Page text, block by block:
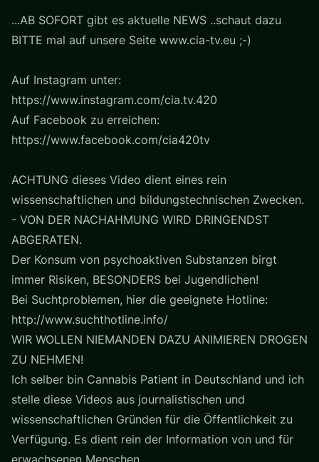
...AB SOFORT gibt es aktuelle NEWS ..schaut dazu
BITTE mal auf unsere Seite www.cia-tv.eu ;-)
Auf Instagram unter:
https://www.instagram.com/cia.tv.420
Auf Facebook zu erreichen:
https://www.facebook.com/cia420tv
ACHTUNG dieses Video dient eines rein
wissenschaftlichen und bildungstechnischen Zwecken.
- VON DER NACHAHMUNG WIRD DRINGENDST
ABGERATEN.
Der Konsum von psychoaktiven Substanzen birgt
immer Risiken, BESONDERS bei Jugendlichen!
Bei Suchtproblemen, hier die geeignete Hotline:
http://www.suchthotline.info/
WIR WOLLEN NIEMANDEN DAZU ANIMIEREN DROGEN
ZU NEHMEN!
Ich selber bin Cannabis Patient in Deutschland und ich
stelle diese Videos aus journalistischen und
wissenschaftlichen Gründen für die Öffentlichkeit zu
Verfügung. Es dient rein der Information von und für